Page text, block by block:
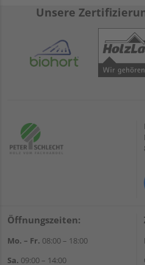
Unsere
Öffnungszeiten:
Mo. – Fr. 08:00 – 18:00
Sa. 09:00 – 14:00